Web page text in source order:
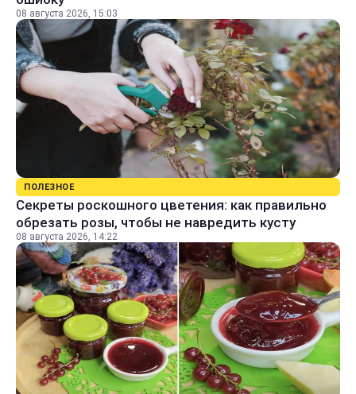
08 августа 2026, 15:03
ПОЛЕЗНОЕ
Секреты роскошного цветения: как правильно
обрезать розы, чтобы не навредить кусту
08 августа 2026, 14:22